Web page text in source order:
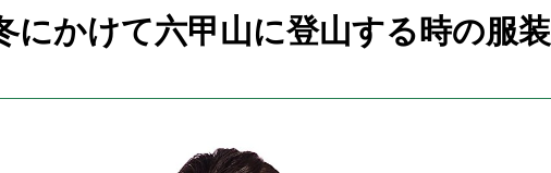
にかけて六甲山に登山する時の服装